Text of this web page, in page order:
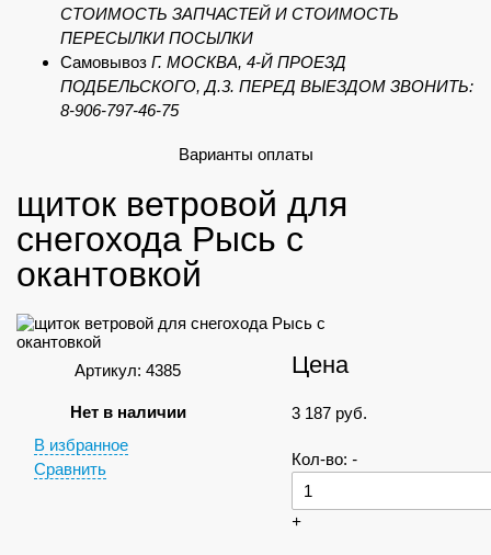
СТОИМОСТЬ ЗАПЧАСТЕЙ И СТОИМОСТЬ
ПЕРЕСЫЛКИ ПОСЫЛКИ
Самовывоз Г. МОСКВА, 4-Й ПРОЕЗД
ПОДБЕЛЬСКОГО, Д.3. ПЕРЕД ВЫЕЗДОМ ЗВОНИТЬ:
8-906-797-46-75
Варианты оплаты
щиток ветровой для
снегохода Рысь с
окантовкой
Артикул: 4385
Нет в наличии
В избранное
Сравнить
Цена
3 187 руб.
Кол-во: -
+